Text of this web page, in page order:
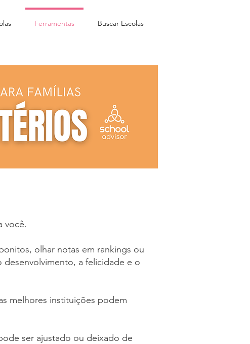
Ferramentas Buscar Escolas
você.
olhar notas em rankings ou
desenvolvimento, a felicidade e o
melhores instituições podem
ser ajustado ou deixado de